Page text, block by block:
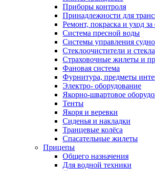
Приборы контроля
Принадлежности для
Ремонт, покраска и уход
Система пресной воды
Системы управления
Стеклоочистители и стекла
Страховочные жилеты и
Фановая система
Фурнитура, предметы
Электро- оборудование
Якорно-швартовое
Тенты
Якоря и веревки
Сиденья и накладки
Транцевые колёса
Спасательные жилеты
Прицепы
Общего назначения
Для водной техники